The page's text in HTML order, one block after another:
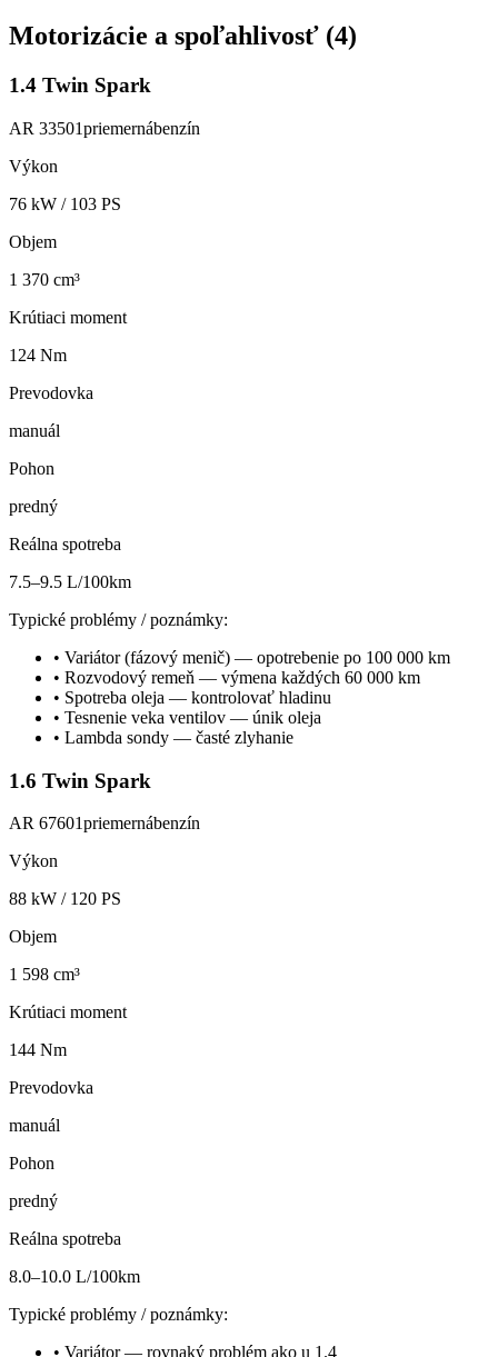
Motorizácie a spoľahlivosť (4)
1.4 Twin Spark
AR 33501priemernábenzín
Výkon
76 kW / 103 PS
Objem
1 370 cm³
Krútiaci moment
124 Nm
Prevodovka
manuál
Pohon
predný
Reálna spotreba
7.5–9.5 L/100km
Typické problémy / poznámky:
• Variátor (fázový menič) — opotrebenie po 100 000 km
• Rozvodový remeň — výmena každých 60 000 km
• Spotreba oleja — kontrolovať hladinu
• Tesnenie veka ventilov — únik oleja
• Lambda sondy — časté zlyhanie
1.6 Twin Spark
AR 67601priemernábenzín
Výkon
88 kW / 120 PS
Objem
1 598 cm³
Krútiaci moment
144 Nm
Prevodovka
manuál
Pohon
predný
Reálna spotreba
8.0–10.0 L/100km
Typické problémy / poznámky:
• Variátor — rovnaký problém ako u 1.4